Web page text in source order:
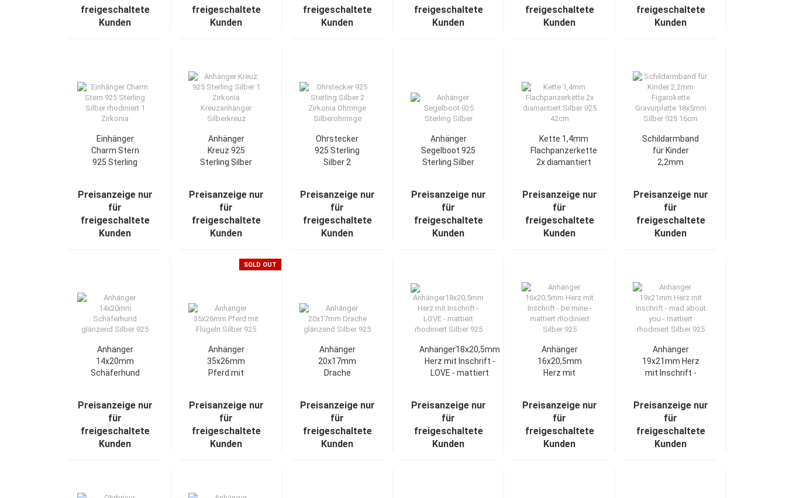
freigeschaltete
Kunden
freigeschaltete
Kunden
freigeschaltete
Kunden
freigeschaltete
Kunden
freigeschaltete
Kunden
freigeschaltete
Kunden
Einhänger
Charm Stern
925 Sterling
Zirkonia
Preisanzeige nur
für
freigeschaltete
Kunden
Anhänger
Kreuz 925
Sterling Silber
Silberkreuz
Preisanzeige nur
für
freigeschaltete
Kunden
Ohrstecker
925 Sterling
Silber 2
Silberohrringe
Preisanzeige nur
für
freigeschaltete
Kunden
Anhänger
Segelboot 925
Sterling Silber
Preisanzeige nur
für
freigeschaltete
Kunden
Kette 1,4mm
Flachpanzerkette
2x diamantiert
Preisanzeige nur
für
freigeschaltete
Kunden
Schildarmband
für Kinder
2,2mm
18x5mm Silber
925 16cm
Preisanzeige nur
für
freigeschaltete
Kunden
Anhänger
14x20mm
Schäferhund
Preisanzeige nur
für
freigeschaltete
Kunden
SOLD OUT
Anhänger
35x26mm
Pferd mit
Preisanzeige nur
für
freigeschaltete
Kunden
Anhänger
20x17mm
Drache
Preisanzeige nur
für
freigeschaltete
Kunden
Anhänger18x20,5mm
Herz mit Inschrift -
LOVE - mattiert
Preisanzeige nur
für
freigeschaltete
Kunden
Anhänger
16x20,5mm
Herz mit
rhodiniert
Silber 925
Preisanzeige nur
für
freigeschaltete
Kunden
Anhänger
19x21mm Herz
mit Inschrift -
rhodiniert
Silber 925
Preisanzeige nur
für
freigeschaltete
Kunden